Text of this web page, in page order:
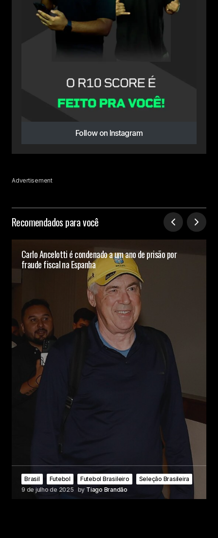
Follow on Instagram
Advertisement
Recomendados para você
Carlo Ancelotti é condenado a um ano de prisão por
fraude fiscal na Espanha
Brasil Futebol Futebol Brasileiro
Seleção Brasileira
9 de julho de 2025 by Tiago Brandão